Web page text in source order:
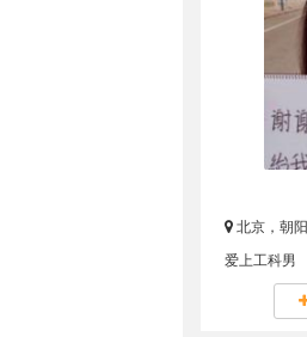
北京，朝阳
爱上工科男